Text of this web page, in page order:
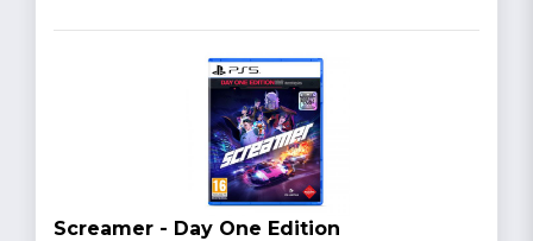
Screamer - Day One Edition